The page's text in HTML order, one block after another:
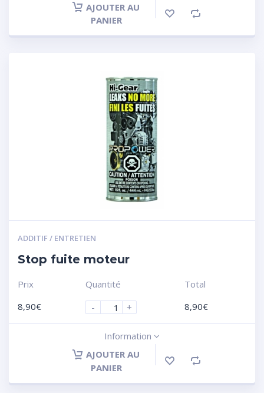
AJOUTER AU
PANIER
ADDITIF / ENTRETIEN
Stop fuite moteur
Prix
8,90€
Quantité
-
+
Total
8,90€
Information
AJOUTER AU
PANIER